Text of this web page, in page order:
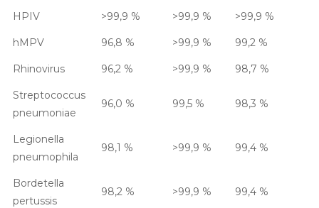
HPIV >99,9 % >99,9 % >99,9 %
hMPV 96,8 % >99,9 % 99,2 %
Rhinovirus 96,2 % >99,9 % 98,7 %
Streptococcus
pneumoniae
96,0 % 99,5 % 98,3 %
Legionella
pneumophila
98,1 % >99,9 % 99,4 %
Bordetella
pertussis
98,2 % >99,9 % 99,4 %